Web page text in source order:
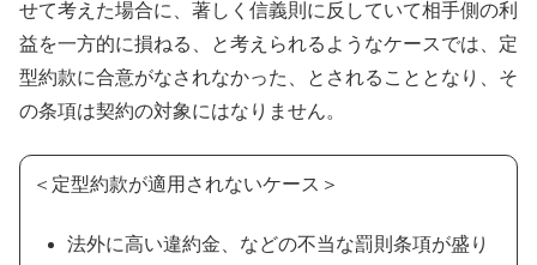
せて考えた場合に、著しく信義則に反していて相手側の利
益を一方的に損ねる、と考えられるようなケースでは、定
型約款に合意がなされなかった、とされることとなり、そ
の条項は契約の対象にはなりません。
＜定型約款が適用されないケース＞
法外に高い違約金、などの不当な罰則条項が盛り